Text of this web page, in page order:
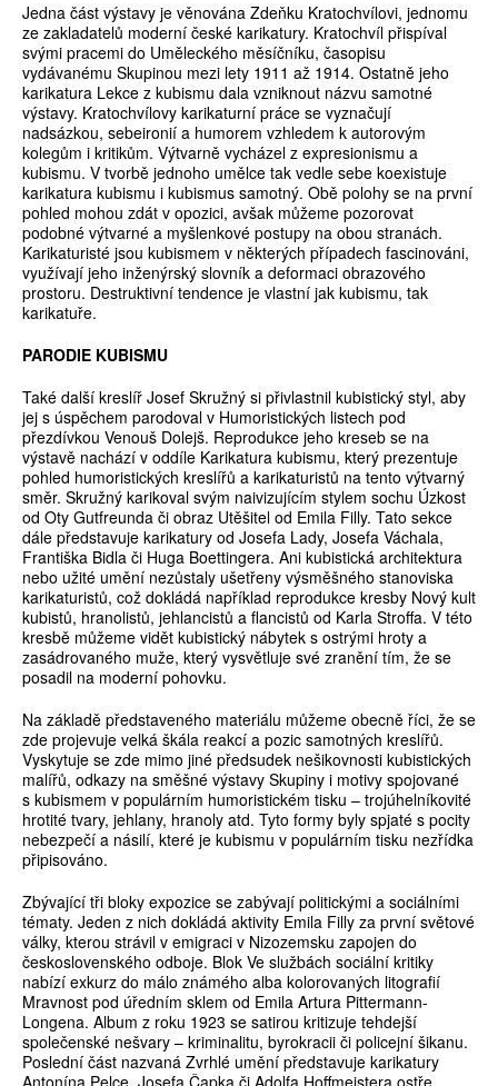
Jedna část výstavy je věnována Zdeňku Kratochvílovi, jednomu
ze zakladatelů moderní české karikatury. Kratochvíl přispíval
svými pracemi do Uměleckého měsíčníku, časopisu
vydávanému Skupinou mezi lety 1911 až 1914. Ostatně jeho
karikatura Lekce z kubismu dala vzniknout názvu samotné
výstavy. Kratochvílovy karikaturní práce se vyznačují
nadsázkou, sebeironií a humorem vzhledem k autorovým
kolegům i kritikům. Výtvarně vycházel z expresionismu a
kubismu. V tvorbě jednoho umělce tak vedle sebe koexistuje
karikatura kubismu i kubismus samotný. Obě polohy se na první
pohled mohou zdát v opozici, avšak můžeme pozorovat
podobné výtvarné a myšlenkové postupy na obou stranách.
Karikaturisté jsou kubismem v některých případech fascinováni,
využívají jeho inženýrský slovník a deformaci obrazového
prostoru. Destruktivní tendence je vlastní jak kubismu, tak
karikatuře.
PARODIE KUBISMU
Také další kreslíř Josef Skružný si přivlastnil kubistický styl, aby
jej s úspěchem parodoval v Humoristických listech pod
přezdívkou Venouš Dolejš. Reprodukce jeho kreseb se na
výstavě nachází v oddíle Karikatura kubismu, který prezentuje
pohled humoristických kreslířů a karikaturistů na tento výtvarný
směr. Skružný karikoval svým naivizujícím stylem sochu Úzkost
od Oty Gutfreunda či obraz Utěšitel od Emila Filly. Tato sekce
dále představuje karikatury od Josefa Lady, Josefa Váchala,
Františka Bidla či Huga Boettingera. Ani kubistická architektura
nebo užité umění nezůstaly ušetřeny výsměšného stanoviska
karikaturistů, což dokládá například reprodukce kresby Nový kult
kubistů, hranolistů, jehlancistů a flancistů od Karla Stroffa. V této
kresbě můžeme vidět kubistický nábytek s ostrými hroty a
zasádrovaného muže, který vysvětluje své zranění tím, že se
posadil na moderní pohovku.
Na základě představeného materiálu můžeme obecně říci, že se
zde projevuje velká škála reakcí a pozic samotných kreslířů.
Vyskytuje se zde mimo jiné předsudek nešikovnosti kubistických
malířů, odkazy na směšné výstavy Skupiny i motivy spojované
s kubismem v populárním humoristickém tisku – trojúhelníkovité
hrotité tvary, jehlany, hranoly atd. Tyto formy byly spjaté s pocity
nebezpečí a násilí, které je kubismu v populárním tisku nezřídka
připisováno.
Zbývající tři bloky expozice se zabývají politickými a sociálními
tématy. Jeden z nich dokládá aktivity Emila Filly za první světové
války, kterou strávil v emigraci v Nizozemsku zapojen do
československého odboje. Blok Ve službách sociální kritiky
nabízí exkurz do málo známého alba kolorovaných litografií
Mravnost pod úředním sklem od Emila Artura Pittermann-
Longena. Album z roku 1923 se satirou kritizuje tehdejší
společenské nešvary – kriminalitu, byrokracii či policejní šikanu.
Poslední část nazvaná Zvrhlé umění představuje karikatury